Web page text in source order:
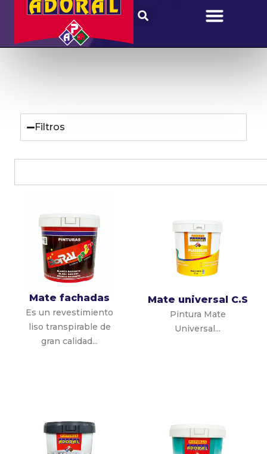
Filtros
Mate fachadas
Es un revestimiento
liso transpirable de
gran calidad...
Mate universal C.S
Pintura Mate
Universal...